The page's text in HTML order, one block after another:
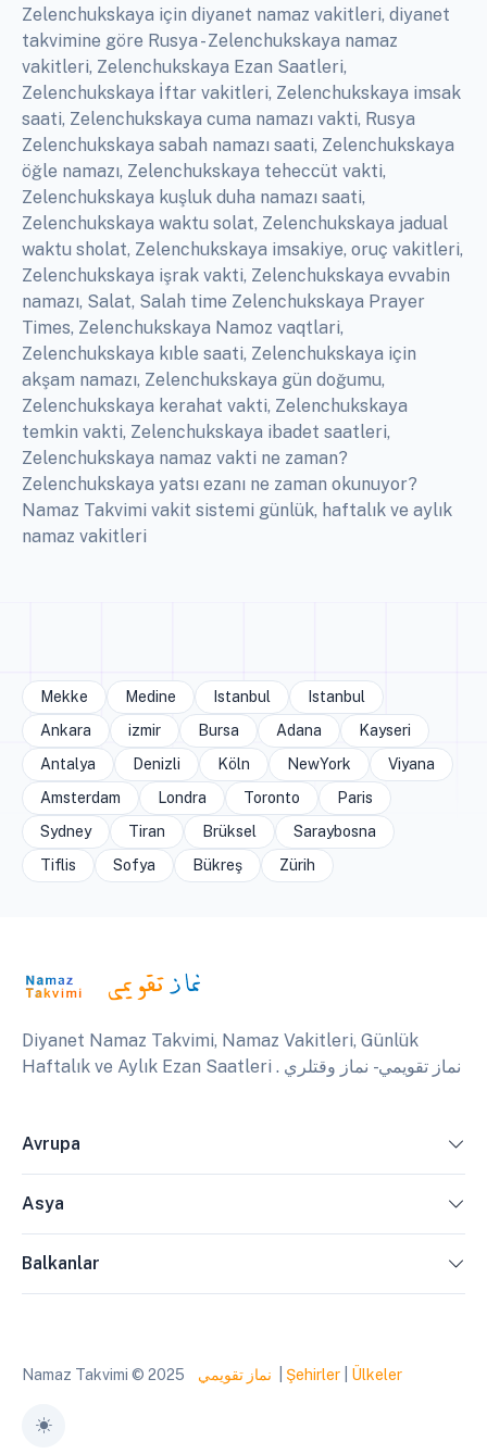
Zelenchukskaya için diyanet namaz vakitleri, diyanet
takvimine göre Rusya - Zelenchukskaya namaz
vakitleri, Zelenchukskaya Ezan Saatleri,
Zelenchukskaya İftar vakitleri, Zelenchukskaya imsak
saati, Zelenchukskaya cuma namazı vakti, Rusya
Zelenchukskaya sabah namazı saati, Zelenchukskaya
öğle namazı, Zelenchukskaya teheccüt vakti,
Zelenchukskaya kuşluk duha namazı saati,
Zelenchukskaya waktu solat, Zelenchukskaya jadual
waktu sholat, Zelenchukskaya imsakiye, oruç vakitleri,
Zelenchukskaya işrak vakti, Zelenchukskaya evvabin
namazı, Salat, Salah time Zelenchukskaya Prayer
Times, Zelenchukskaya Namoz vaqtlari,
Zelenchukskaya kıble saati, Zelenchukskaya için
akşam namazı, Zelenchukskaya gün doğumu,
Zelenchukskaya kerahat vakti, Zelenchukskaya
temkin vakti, Zelenchukskaya ibadet saatleri,
Zelenchukskaya namaz vakti ne zaman?
Zelenchukskaya yatsı ezanı ne zaman okunuyor?
Namaz Takvimi vakit sistemi günlük, haftalık ve aylık
namaz vakitleri
Mekke Medine Istanbul
Istanbul
Ankara
izmir Bursa Adana
Kayseri
Antalya
Denizli Köln NewYork
Viyana
Amsterdam
Londra Toronto
Paris
Sydney
Tiran Brüksel
Saraybosna
Tiflis
Sofya Bükreş Zürih
Diyanet Namaz Takvimi, Namaz Vakitleri, Günlük
Haftalık ve Aylık Ezan Saatleri . نماز تقويمي - نماز وقتلري
Avrupa
Asya
Balkanlar
Namaz Takvimi © 2025 نماز تقويمي Şehirler Ülkeler
Toggle theme